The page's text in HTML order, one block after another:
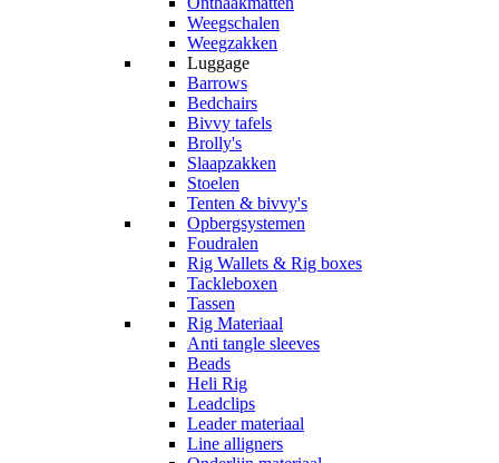
Weegschalen
Weegzakken
Luggage
Barrows
Bedchairs
Bivvy tafels
Brolly's
Slaapzakken
Stoelen
Tenten & bivvy's
Opbergsystemen
Foudralen
Rig Wallets & Rig boxes
Tackleboxen
Tassen
Rig Materiaal
Anti tangle sleeves
Beads
Heli Rig
Leadclips
Leader materiaal
Line alligners